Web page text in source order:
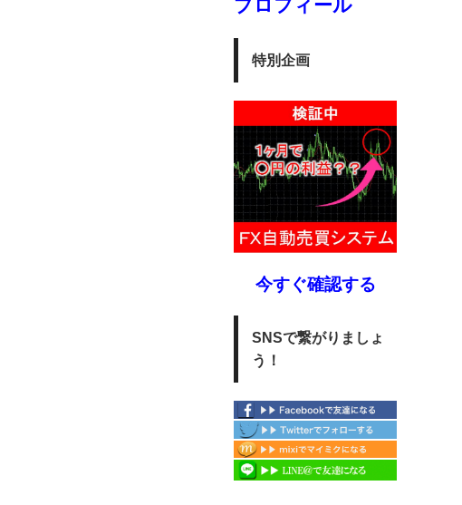
プロフィール
特別企画
今すぐ確認する
SNSで繋がりましょ
う！